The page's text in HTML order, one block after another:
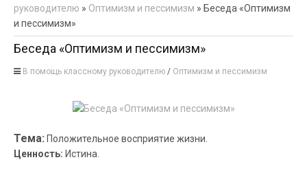
руководителю » Оптимизм и пессимизм » Беседа «Оптимизм
и пессимизм»
Беседа «Оптимизм и пессимизм»
В помощь классному руководителю / Оптимизм и пессимизм
Тема: Положительное восприятие жизни.
Ценность: Истина.